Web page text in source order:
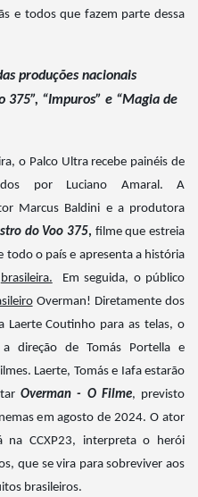
e todos que fazem parte dessa
produções nacionais
375”, “Impuros” e “Magia de
o Palco Ultra recebe painéis de
por Luciano Amaral. A
Marcus Baldini e a produtora
do Voo 375, filme que estreia
todo o país e apresenta a história
brasileira. Em seguida, o público
Overman! Diretamente dos
Laerte Coutinho para as telas, o
direção de Tomás Portella e
Laerte, Tomás e Iafa estarão
Overman - O Filme, previsto
em agosto de 2024. O ator
na CCXP23, interpreta o herói
que se vira para sobreviver aos
brasileiros.